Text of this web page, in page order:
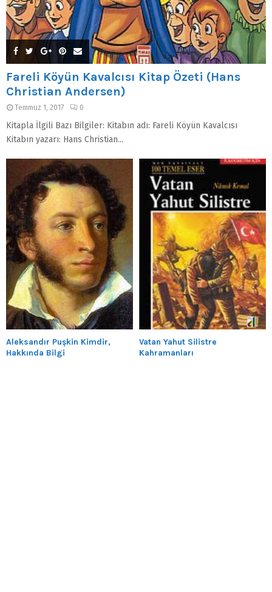
Fareli Köyün Kavalcısı Kitap Özeti (Hans
Christian Andersen)
Temmuz 1, 2017 0
Kitapla İlgili Bazı Bilgiler: Kitabın adı: Fareli Köyün Kavalcısı
Kitabın yazarı: Hans Christian...
Aleksandır Puşkin Kimdir,
Hakkında Bilgi
Vatan Yahut Silistre
Kahramanları